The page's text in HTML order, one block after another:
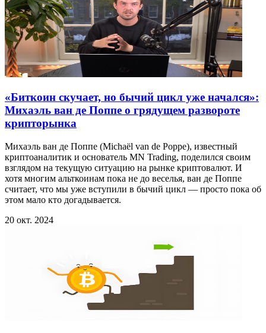
«Биткоин скучает, но бычий цикл уже начался»:
Михаэль ван де Поппе о грядущем развороте
крипторынка
Михаэль ван де Поппе (Michaël van de Poppe), известный
криптоаналитик и основатель MN Trading, поделился своим
взглядом на текущую ситуацию на рынке криптовалют. И
хотя многим альткоинам пока не до веселья, ван де Поппе
считает, что мы уже вступили в бычий цикл — просто пока об
этом мало кто догадывается.
20 окт. 2024